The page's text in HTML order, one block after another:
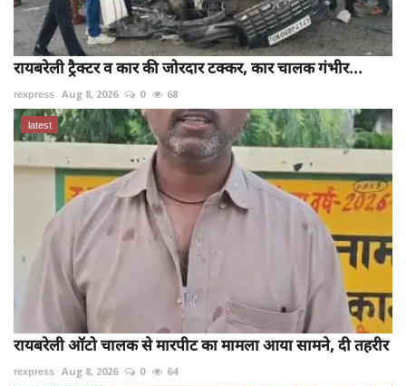
रायबरेली ट्रैक्टर व कार की जोरदार टक्कर, कार चालक गंभीर...
rexpress Aug 8, 2026 0 68
latest
रायबरेली ऑटो चालक से मारपीट का मामला आया सामने, दी तहरीर
rexpress Aug 8, 2026 0 64